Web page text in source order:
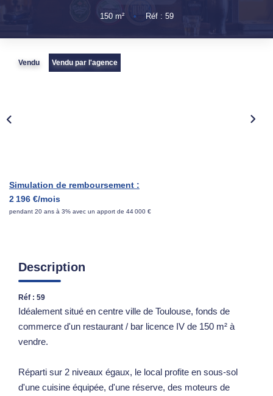
Location Locaux Professionnels
INVESTISSEURS
150m² • Réf : 59
Vendu Vendu par l'agence
Simulation de remboursement :
2 196 €/mois
pendant 20 ans à 3% avec un apport de 44 000 €
Description
Réf : 59
Idéalement situé en centre ville de Toulouse, fonds de
commerce d'un restaurant / bar licence IV de 150 m² à
vendre.
Réparti sur 2 niveaux égaux, le local profite en sous-sol
d'une cuisine équipée, d'une réserve, des moteurs de